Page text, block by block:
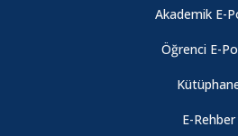
Akademik E-
Öğrenci E-
E-Rehber